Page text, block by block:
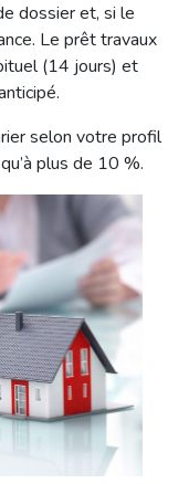
dossier et, si le
Le prêt travaux
(14 jours) et
selon votre profil
plus de 10 %.